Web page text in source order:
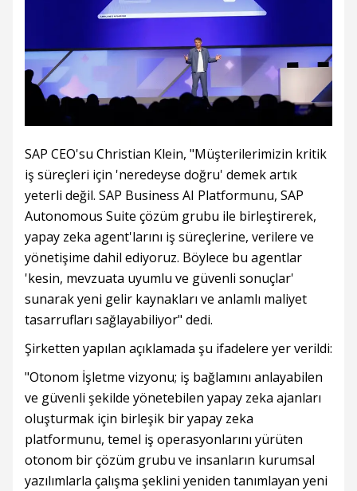
SAP CEO'su Christian Klein, "Müşterilerimizin kritik
iş süreçleri için 'neredeyse doğru' demek artık
yeterli değil. SAP Business AI Platformunu, SAP
Autonomous Suite çözüm grubu ile birleştirerek,
yapay zeka agent'larını iş süreçlerine, verilere ve
yönetişime dahil ediyoruz. Böylece bu agentlar
'kesin, mevzuata uyumlu ve güvenli sonuçlar'
sunarak yeni gelir kaynakları ve anlamlı maliyet
tasarrufları sağlayabiliyor" dedi.
Şirketten yapılan açıklamada şu ifadelere yer verildi:
"Otonom İşletme vizyonu; iş bağlamını anlayabilen
ve güvenli şekilde yönetebilen yapay zeka ajanları
oluşturmak için birleşik bir yapay zeka
platformunu, temel iş operasyonlarını yürüten
otonom bir çözüm grubu ve insanların kurumsal
yazılımlarla çalışma şeklini yeniden tanımlayan yeni